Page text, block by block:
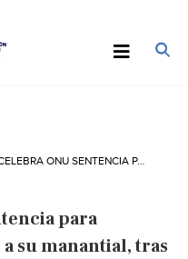
OAXACA-CELEBRA ONU SENTENCIA PARA RECONECTAR A AYUTLA MIXE A SU MANANTIAL, TRAS MÁS DE 4 AÑOS SIN AGUA (EL UNIVERSAL OAXACA)
para
su manantial, tras